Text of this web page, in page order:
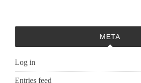
META
Log in
Entries feed